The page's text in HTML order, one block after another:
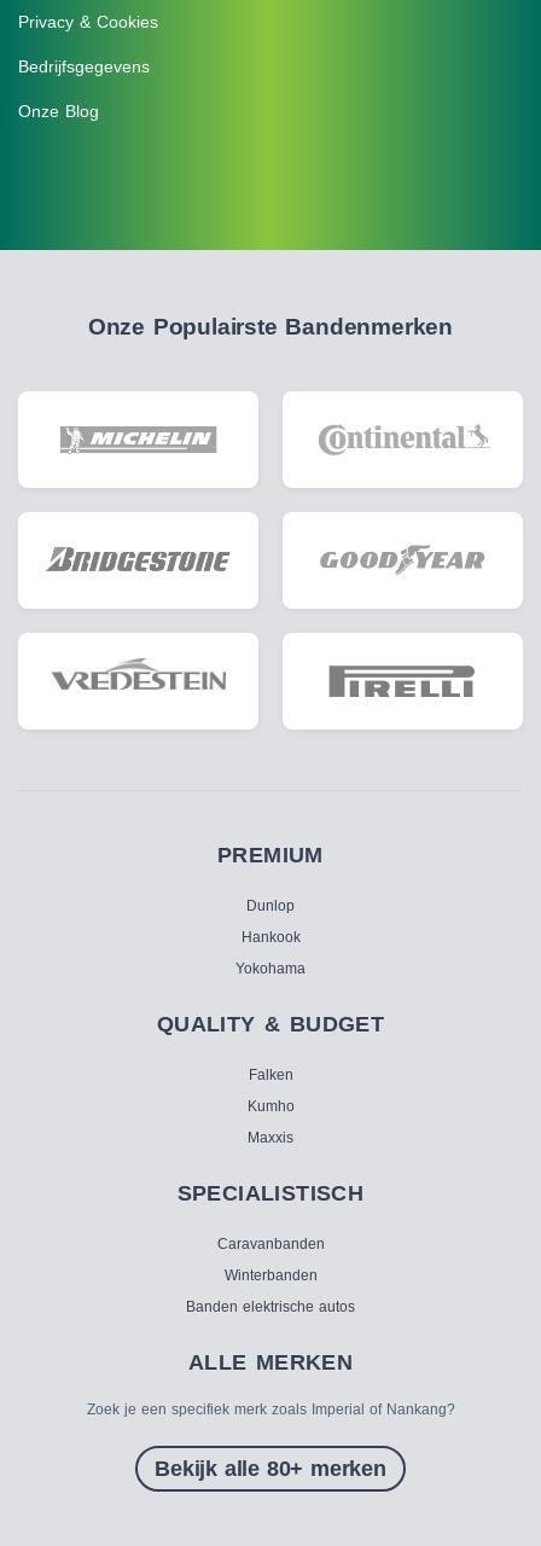
Privacy & Cookies
Bedrijfsgegevens
Onze Blog
Onze Populairste Bandenmerken
PREMIUM
Dunlop
Hankook
Yokohama
QUALITY & BUDGET
Falken
Kumho
Maxxis
SPECIALISTISCH
Caravanbanden
Winterbanden
Banden elektrische autos
ALLE MERKEN
Zoek je een specifiek merk zoals Imperial of Nankang?
Bekijk alle 80+ merken